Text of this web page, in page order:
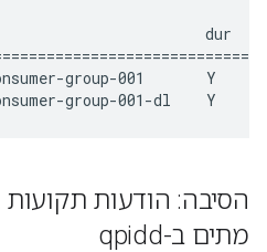
dur
group-001       Y
group-001-dl    Y
הסיבה: הודעות
מתים ב-qpidd